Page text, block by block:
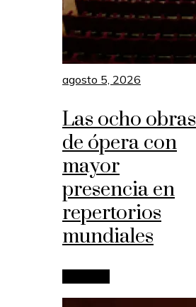
agosto 5, 2026
Las ocho obras
de ópera con
mayor
presencia en
repertorios
mundiales